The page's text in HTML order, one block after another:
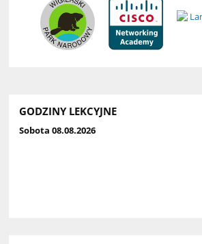
GODZINY LEKCYJNE
Sobota 08.08.2026